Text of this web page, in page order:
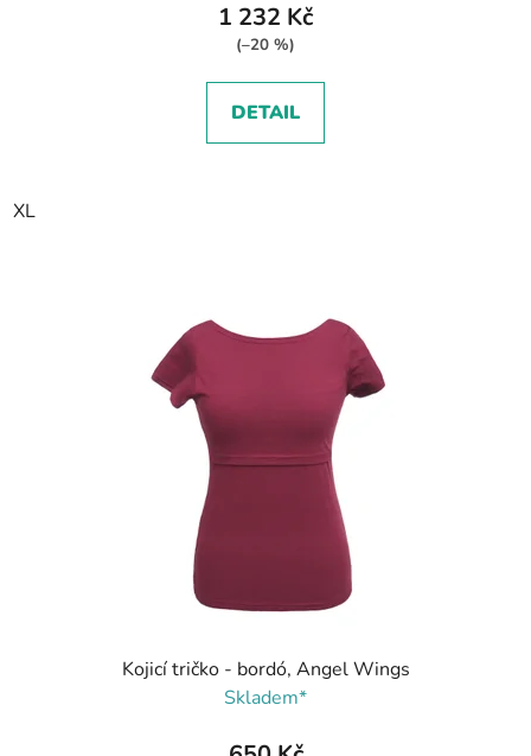
1 232 Kč
(–20 %)
DETAIL
XL
Kojicí tričko - bordó, Angel Wings
Skladem*